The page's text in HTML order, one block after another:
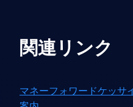
関連リンク
マネーフォワードケッサ